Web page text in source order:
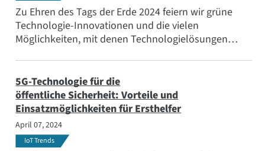
Zu Ehren des Tags der Erde 2024 feiern wir grüne
Technologie-Innovationen und die vielen
Möglichkeiten, mit denen Technologielösungen
unterstützen und unsere Fähigkeit verbessern,
unsere Auswirkungen zu überwachen, zu verwalten
und zu mindern.
5G-Technologie für die
öffentliche Sicherheit: Vorteile und
Einsatzmöglichkeiten für Ersthelfer
April 07, 2024
IoT Trends